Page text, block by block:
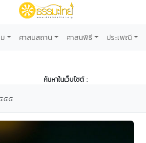
ศาสนสถาน ศาสนพิธี ประเพณี
ค้นหาในเว็บไซต์ :
๕๕